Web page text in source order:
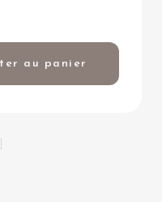
au panier